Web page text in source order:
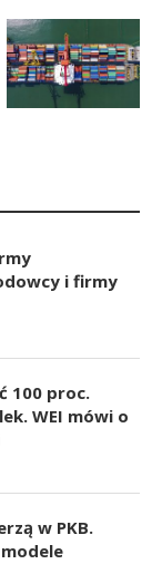
i firmy
100 proc.
WEI mówi o
w PKB.